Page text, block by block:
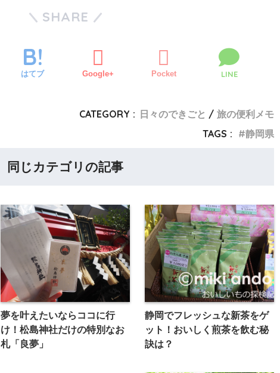
SHARE
はてブ Google+ Pocket LINE
CATEGORY : 日々のできごと
旅の便利メモ
TAGS :
静岡県
同じカテゴリの記事
夢を叶えたいならココに行
け！松島神社だけの特別なお
札「良夢」
静岡でフレッシュな新茶をゲ
ット！おいしく煎茶を飲む秘
訣は？